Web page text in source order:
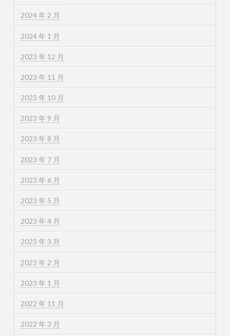
2024 年 2 月
2024 年 1 月
2023 年 12 月
2023 年 11 月
2023 年 10 月
2023 年 9 月
2023 年 8 月
2023 年 7 月
2023 年 6 月
2023 年 5 月
2023 年 4 月
2023 年 3 月
2023 年 2 月
2023 年 1 月
2022 年 11 月
2022 年 3 月